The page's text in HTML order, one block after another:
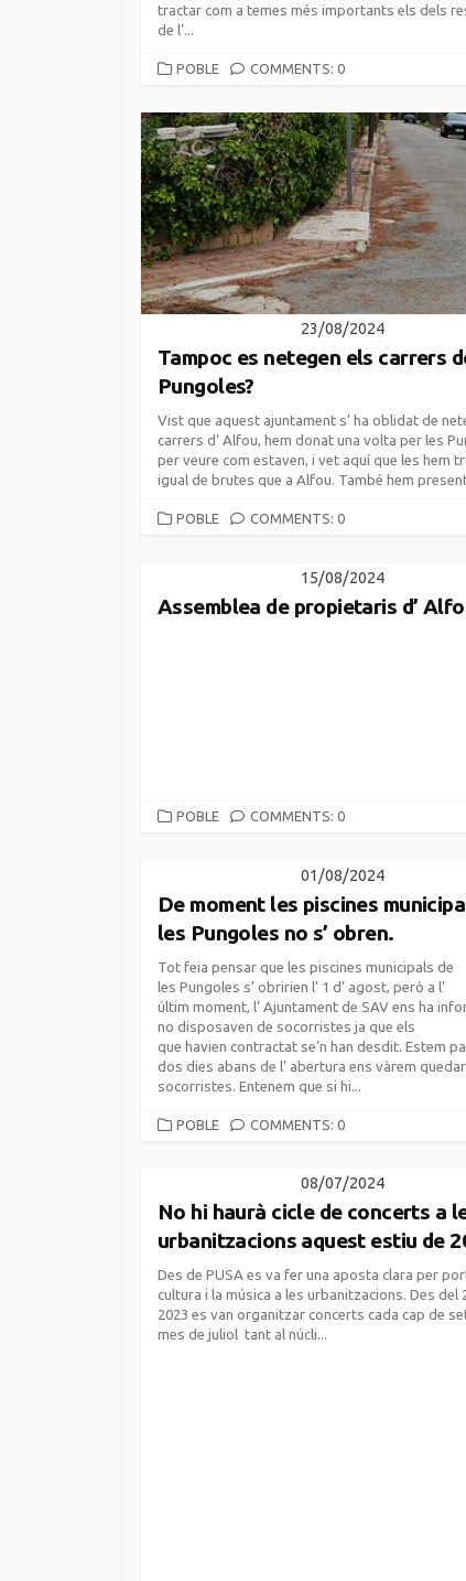
tractar com a temes més importants els dels
de l’...
CATEGORIES
POBLE COMMENTS: 0
23/08/2024
Tampoc es netegen els carrers
Pungoles?
Vist que aquest ajuntament s’ ha oblidat de
carrers d’ Alfou, hem donat una volta per les
per veure com estaven, i vet aquí que les hem
igual de brutes que a Alfou. També hem
CATEGORIES
POBLE COMMENTS: 0
15/08/2024
Assemblea de propietaris d’
CATEGORIES
POBLE COMMENTS: 0
01/08/2024
De moment les piscines
les Pungoles no s’ obren.
Tot feia pensar que les piscines municipals de
les Pungoles s’ obririen l’ 1 d’ agost, però a l’
últim moment, l’ Ajuntament de SAV ens ha
no disposaven de socorristes ja que els
que havien contractat se’n han desdit. Estem
dos dies abans de l’ abertura ens vàrem
socorristes. Entenem que si hi...
CATEGORIES
POBLE COMMENTS: 0
08/07/2024
No hi haurà cicle de concerts a
urbanitzacions aquest estiu de
Des de PUSA es va fer una aposta clara per
cultura i la música a les urbanitzacions. Des del
2023 es van organitzar concerts cada cap de
mes de juliol tant al núcli...